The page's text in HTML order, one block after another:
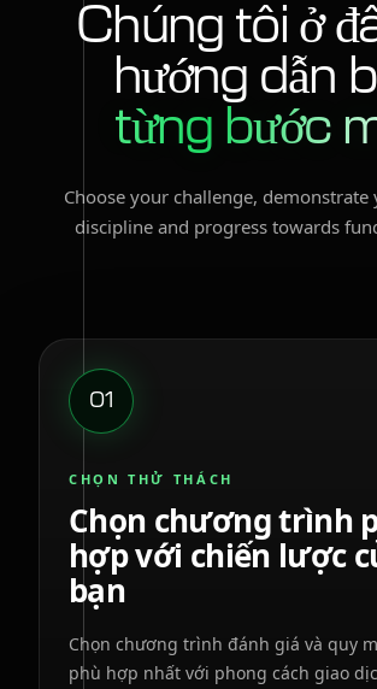
Chúng tôi ở
hướng dẫn
từng bước
Choose your challenge,
discipline and progress towards
01
CHỌN THỬ THÁCH
Chọn chương trình
hợp với chiến lược
bạn
Chọn chương trình đánh giá và quy
phù hợp nhất với phong cách giao